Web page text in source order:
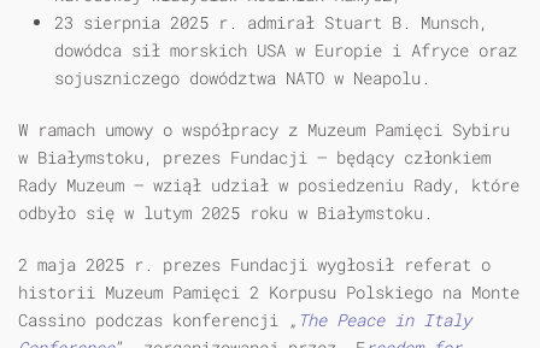
23 sierpnia 2025 r. admirał Stuart B. Munsch,
dowódca sił morskich USA w Europie i Afryce oraz
sojuszniczego dowództwa NATO w Neapolu.
W ramach umowy o współpracy z Muzeum Pamięci Sybiru
w Białymstoku, prezes Fundacji – będący członkiem
Rady Muzeum – wziął udział w posiedzeniu Rady, które
odbyło się w lutym 2025 roku w Białymstoku.
2 maja 2025 r. prezes Fundacji wygłosił referat o
historii Muzeum Pamięci 2 Korpusu Polskiego na Monte
Cassino podczas konferencji „ The Peace in Italy